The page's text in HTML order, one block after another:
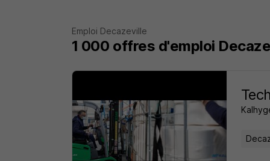
Emploi Decazeville
1 000 offres d'emploi